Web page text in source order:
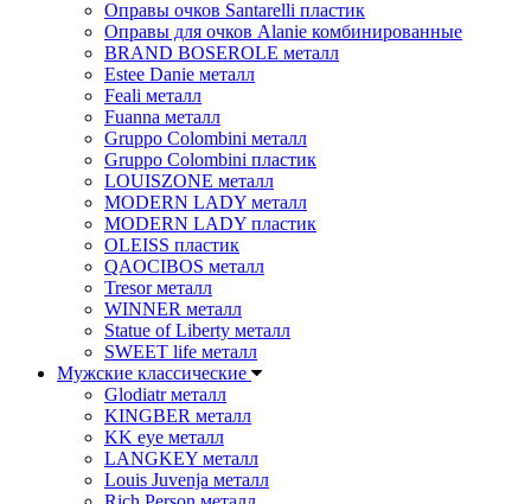
Оправы очков Santarelli пластик
Оправы для очков Alanie комбинированные
BRAND BOSEROLE металл
Estee Danie металл
Feali металл
Fuanna металл
Gruppo Colombini металл
Gruppo Colombini пластик
LOUISZONE металл
MODERN LADY металл
MODERN LADY пластик
OLEISS пластик
QAOCIBOS металл
Tresor металл
WINNER металл
Statue of Liberty металл
SWEET life металл
Мужские классические
Glodiatr металл
KINGBER металл
KK eye металл
LANGKEY металл
Louis Juvenja металл